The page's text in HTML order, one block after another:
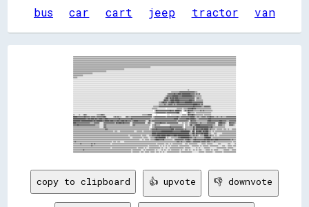
bus
car cart jeep tractor van
copy to clipboard 👍 upvote 👎 downvote